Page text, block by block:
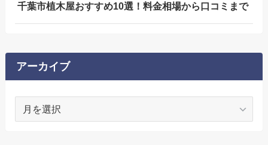
千葉市植木屋おすすめ10選！料金相場から口コミまで
アーカイブ